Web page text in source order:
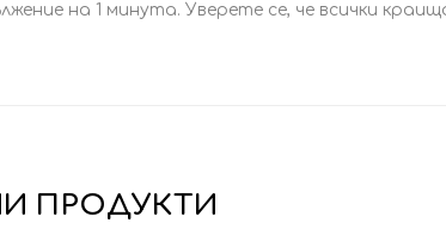
на 1 минута. Уверете се, че всички
ПРОДУКТИ